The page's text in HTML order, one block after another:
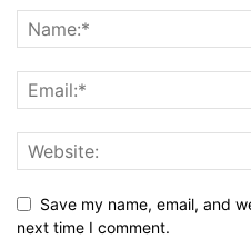
Save my name, email, and
next time I comment.